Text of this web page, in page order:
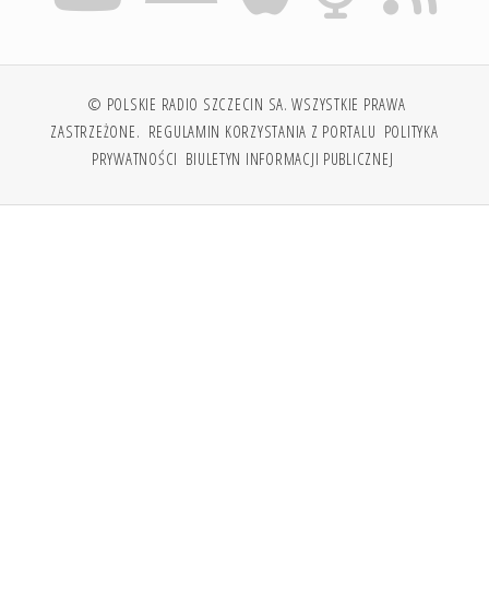
© POLSKIE RADIO SZCZECIN SA. WSZYSTKIE PRAWA
ZASTRZEŻONE. REGULAMIN KORZYSTANIA Z PORTALU POLITYKA
PRYWATNOŚCI BIULETYN INFORMACJI PUBLICZNEJ